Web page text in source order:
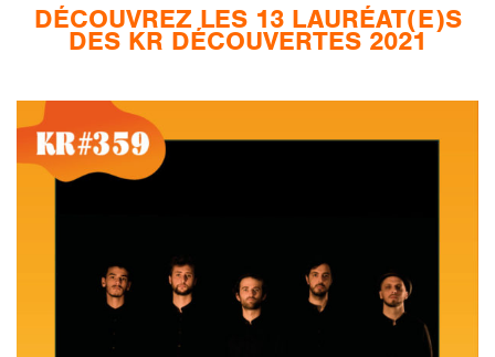
DÉCOUVREZ LES 13 LAURÉAT(E)S
DES KR DÉCOUVERTES 2021